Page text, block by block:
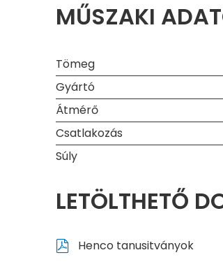
MŰSZAKI
Tömeg
Gyártó
Átmérő
Csatlakozás
Súly
LETÖLTHETŐ
Henco tanusitványok